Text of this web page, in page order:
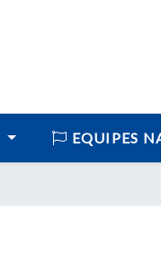
EQUIPES